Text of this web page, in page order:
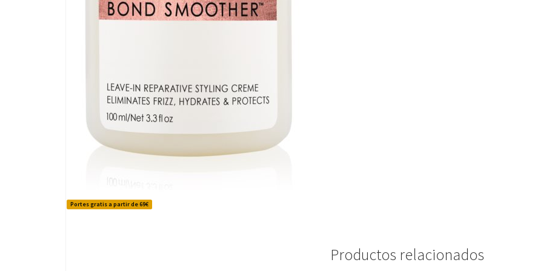
Portes gratis a partir de 69€
Productos relacionados